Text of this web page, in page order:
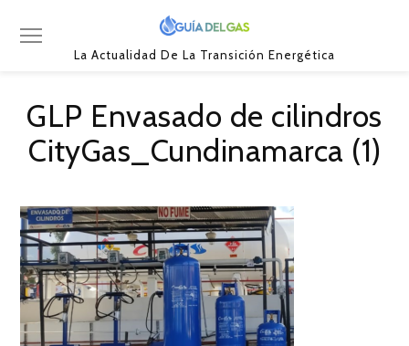
La Actualidad De La Transición Energética
GLP Envasado de cilindros
CityGas_Cundinamarca (1)